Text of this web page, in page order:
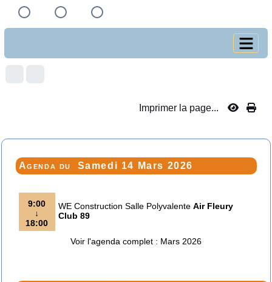
Imprimer la page...
Agenda du Samedi 14 Mars 2026
9:00
↓
18:00
WE Construction Salle Polyvalente Air Fleury
Club 89
Voir l'agenda complet : Mars 2026